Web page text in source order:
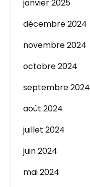
janvier 2025
décembre 2024
novembre 2024
octobre 2024
septembre 2024
août 2024
juillet 2024
juin 2024
mai 2024